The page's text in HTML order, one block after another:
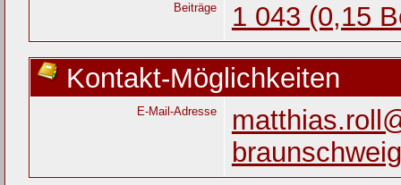
Beiträge
1 043 (0,15
Kontakt-Möglichkeiten
E-Mail-Adresse